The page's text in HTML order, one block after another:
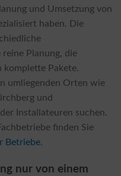
und Umsetzung von
haben. Die
reine Planung, die
komplette Pakete.
umliegenden Orten wie
und
Installateuren suchen.
finden Sie
Betriebe.
nur von einem